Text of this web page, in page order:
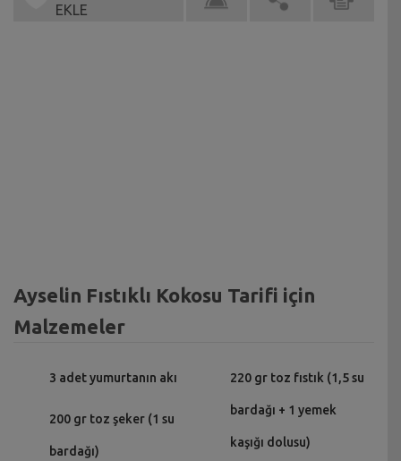
EKLE
Ayselin Fıstıklı Kokosu Tarifi için
Malzemeler
3 adet yumurtanın akı
200 gr toz şeker (1 su
bardağı)
220 gr toz fıstık (1,5 su
bardağı + 1 yemek
kaşığı dolusu)